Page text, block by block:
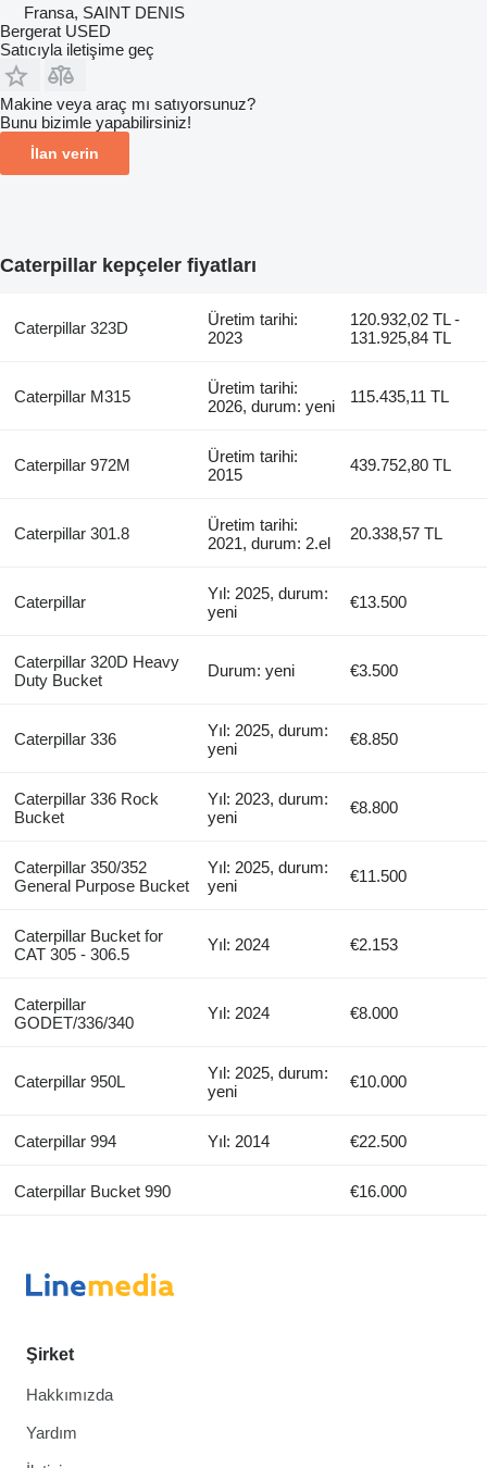
Fransa, SAINT DENIS
Bergerat USED
Satıcıyla iletişime geç
Makine veya araç mı satıyorsunuz?
Bunu bizimle yapabilirsiniz!
İlan verin
Caterpillar kepçeler fiyatları
Caterpillar 323D
Üretim tarihi:
2023
120.932,02 TL -
131.925,84 TL
Caterpillar M315
Üretim tarihi:
2026, durum: yeni
115.435,11 TL
Caterpillar 972M
Üretim tarihi:
2015
439.752,80 TL
Caterpillar 301.8
Üretim tarihi:
2021, durum: 2.el
20.338,57 TL
Caterpillar
Yıl: 2025, durum:
yeni
€13.500
Caterpillar 320D Heavy
Duty Bucket
Durum: yeni €3.500
Caterpillar 336
Yıl: 2025, durum:
yeni
€8.850
Caterpillar 336 Rock
Bucket
Yıl: 2023, durum:
yeni
€8.800
Caterpillar 350/352
General Purpose Bucket
Yıl: 2025, durum:
yeni
€11.500
Caterpillar Bucket for
CAT 305 - 306.5
Yıl: 2024 €2.153
Caterpillar
GODET/336/340
Yıl: 2024 €8.000
Caterpillar 950L
Yıl: 2025, durum:
yeni
€10.000
Caterpillar 994 Yıl: 2014 €22.500
Caterpillar Bucket 990 €16.000
Şirket
Hakkımızda
Yardım